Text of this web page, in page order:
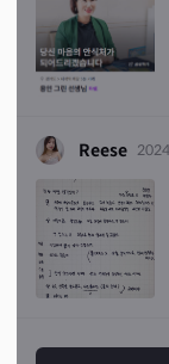
Reese